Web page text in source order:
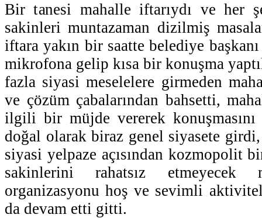
Bir tanesi mahalle iftarıydı ve her
sakinleri muntazaman dizilmiş
iftara yakın bir saatte belediye
mikrofona gelip kısa bir konuşma
fazla siyasi meselelere girmeden
ve çözüm çabalarından bahsetti,
ilgili bir müjde vererek
doğal olarak biraz genel siyasete
siyasi yelpaze açısından kozmopolit
sakinlerini rahatsız etmeyecek
organizasyonu hoş ve sevimli
da devam etti gitti.